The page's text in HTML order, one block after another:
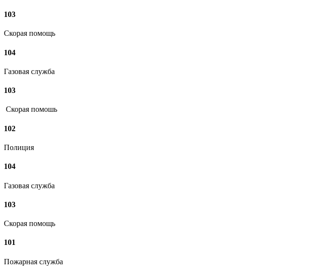
103
Скорая помощь
104
Газовая служба
103
Скорая помошь
102
Полиция
104
Газовая служба
103
Скорая помощь
101
Пожарная служба